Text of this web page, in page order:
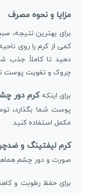
مزایا و نحوه مصرف
برای بهترین
کمی از کرم را روی
دهید تا کاملاً جذب
چروک و تقویت پوست
برای اینکه کرم دور
پوست شما بگذارد،
مکمل استفاده کنید.
کرم لیفتینگ و
صورت و دور چشم
برای حفظ رطوبت و